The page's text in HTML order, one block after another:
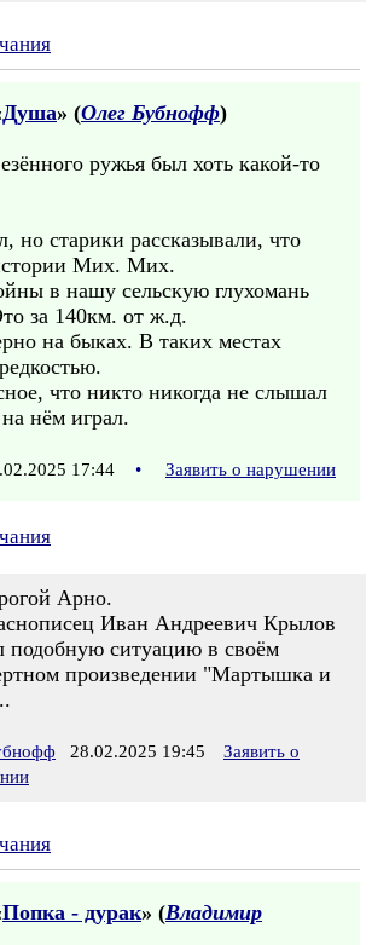
Душа» (Олег Бубнофф)
ружья был хоть какой-то
но старики рассказывали, что
Мих. Мих.
в нашу сельскую глухомань
за 140км. от ж.д.
на быках. В таких местах
что никто никогда не слышал
нём играл.
17:44 • Заявить о нарушении
Арно.
Иван Андреевич Крылов
подобную ситуацию в своём
произведении "Мартышка и
28.02.2025 19:45
Заявить о
Попка - дурак» (Владимир